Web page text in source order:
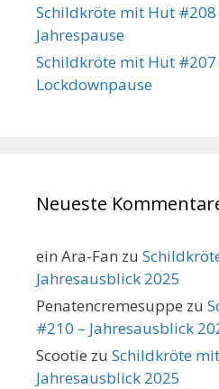
Schildkröte mit Hut
Jahrespause
Schildkröte mit Hut
Lockdownpause
Neueste
ein Ara-Fan zu
Jahresausblick 2025
Penatencremesuppe zu
#210 – Jahresausblick
Scootie zu Schildkröte
Jahresausblick 2025